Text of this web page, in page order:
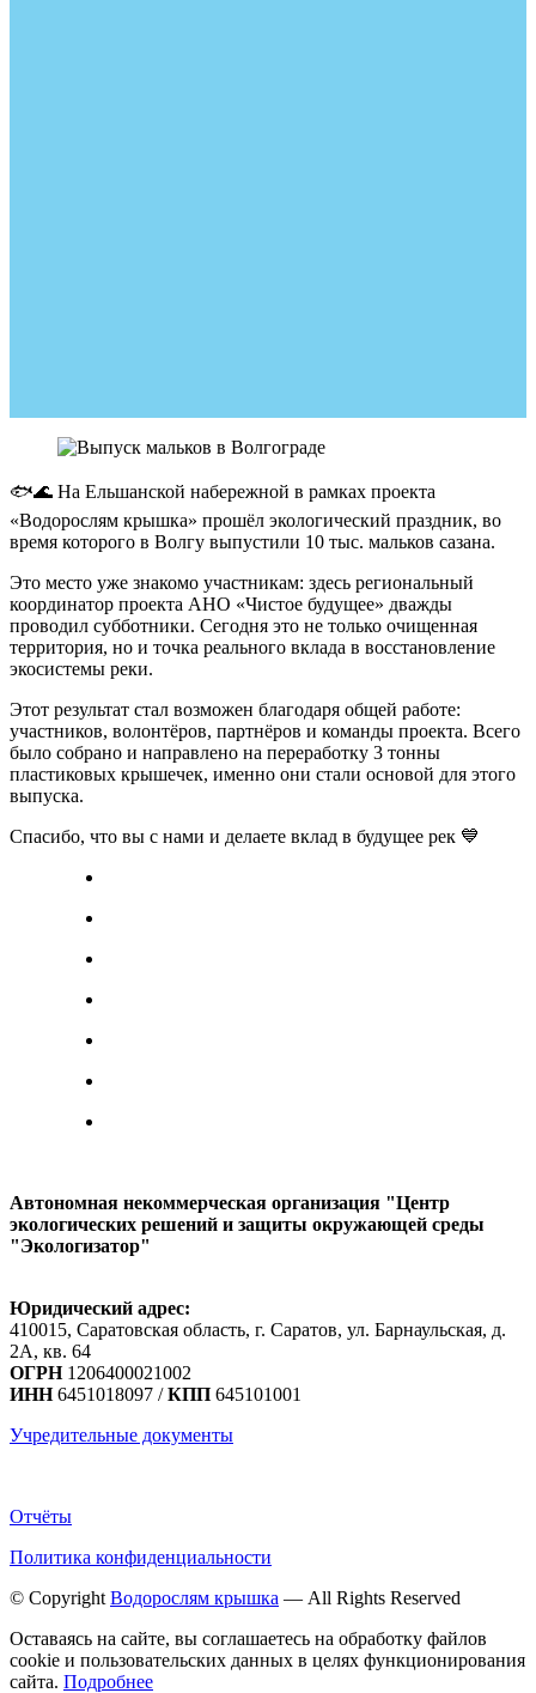
🐟🌊 На Ельшанской набережной в рамках проекта
«Водорослям крышка» прошёл экологический праздник, во
время которого в Волгу выпустили 10 тыс. мальков сазана.
Это место уже знакомо участникам: здесь региональный
координатор проекта АНО «Чистое будущее» дважды
проводил субботники. Сегодня это не только очищенная
территория, но и точка реального вклада в восстановление
экосистемы реки.
Этот результат стал возможен благодаря общей работе:
участников, волонтёров, партнёров и команды проекта. Всего
было собрано и направлено на переработку 3 тонны
пластиковых крышечек, именно они стали основой для этого
выпуска.
Спасибо, что вы с нами и делаете вклад в будущее рек 💙
Автономная некоммерческая организация "Центр
экологических решений и защиты окружающей среды
"Экологизатор"
Юридический адрес:
410015, Саратовская область, г. Саратов, ул. Барнаульская, д.
2А, кв. 64
ОГРН1206400021002
ИНН6451018097 /КПП 645101001
Учредительные документы
Отчёты
Политика конфиденциальности
© CopyrightВодорослям крышка — All Rights Reserved
Оставаясь на сайте, вы соглашаетесь на обработку файлов
cookie и пользовательских данных в целях функционирования
сайта. Подробнее